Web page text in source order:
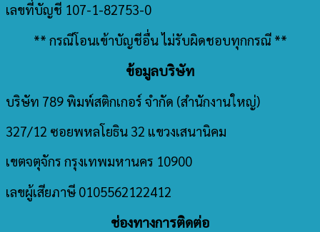
เลขที่บัญชี 107-1-82753-0
** กรณีโอนเข้าบัญชีอื่น ไม่รับผิดชอบทุกกรณี **
ข้อมูลบริษัท
บริษัท 789 พิมพ์สติกเกอร์ จำกัด (สำนักงานใหญ่)
327/12 ซอยพหลโยธิน 32 แขวงเสนานิคม
เขตจตุจักร กรุงเทพมหานคร 10900
เลขผู้เสียภาษี 0105562122412
ช่องทางการติดต่อ